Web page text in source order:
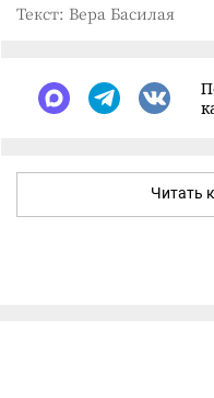
Текст: Вера Басилая
Читать